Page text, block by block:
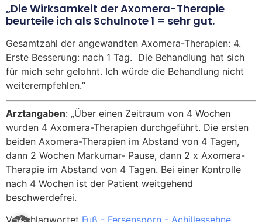
„Die Wirksamkeit der Axomera-Therapie
beurteile ich als Schulnote 1 = sehr gut.
Gesamtzahl der angewandten Axomera-Therapien: 4.
Erste Besserung: nach 1 Tag. Die Behandlung hat sich
für mich sehr gelohnt. Ich würde die Behandlung nicht
weiterempfehlen.“
Arztangaben: „Über einen Zeitraum von 4 Wochen
wurden 4 Axomera-Therapien durchgeführt. Die ersten
beiden Axomera-Therapien im Abstand von 4 Tagen,
dann 2 Wochen Markumar- Pause, dann 2 x Axomera-
Therapie im Abstand von 4 Tagen. Bei einer Kontrolle
nach 4 Wochen ist der Patient weitgehend
beschwerdefrei.